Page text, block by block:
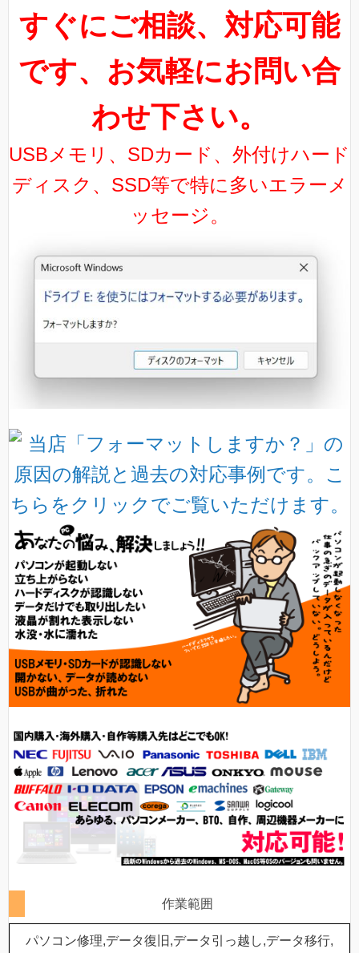
すぐにご相談、対応可能
です、お気軽にお問い合
わせ下さい。
USBメモリ、SDカード、外付けハード
ディスク、SSD等で特に多いエラーメ
ッセージ。
作業範囲
パソコン修理,データ復旧,データ引っ越し,データ移行,